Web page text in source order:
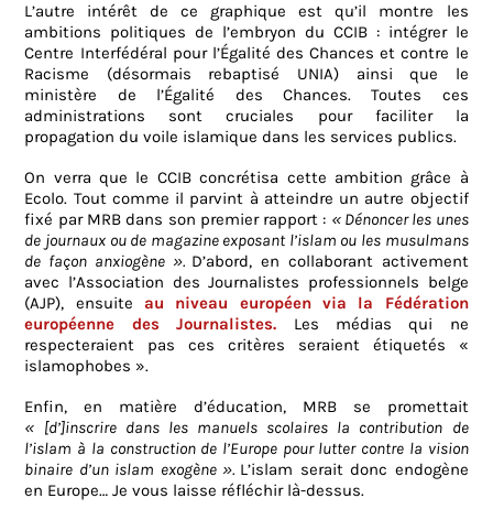
L’autre
intérêt de ce graphique est qu’il montre les
ambitions politiques de l’embryon du CCIB : intégrer le
Centre Interfédéral pour l’Égalité des Chances et contre le
Racisme (désormais rebaptisé UNIA) ainsi que le
ministère de l’Égalité des Chances. Toutes ces
administrations sont cruciales pour faciliter la
propagation du voile islamique dans les services publics.
On verra que le CCIB concrétisa cette ambition grâce à
Ecolo. Tout comme il parvint à atteindre un autre objectif
fixé par MRB dans son premier rapport : « Dénoncer les unes
de journaux ou de magazine exposant l’islam ou les musulmans
de façon anxiogène ». D’abord, en collaborant activement
avec l’Association des Journalistes professionnels belge
(AJP), ensuiteau niveau européen via la Fédération
européenne des Journalistes.
Les médias qui ne
respecteraient pas ces critères seraient étiquetés «
islamophobes ».
Enfin, en matière d’éducation, MRB se promettait
« [d’]inscrire dans les manuels scolaires la contribution de
l’islam à la construction de l’Europe pour lutter contre la vision
binaire d’un islam exogène ». L’islam serait donc endogène
en Europe… Je vous laisse réfléchir là-dessus.